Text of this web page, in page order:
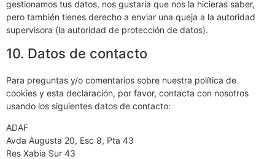
gestionamos tus datos, nos gustaría que nos la hicieras saber,
pero también tienes derecho a enviar una queja a la autoridad
supervisora (la autoridad de protección de datos).
10. Datos de contacto
Para preguntas y/o comentarios sobre nuestra política de
cookies y esta declaración, por favor, contacta con nosotros
usando los siguientes datos de contacto:
ADAF
Avda Augusta 20, Esc 8, Pta 43
Res Xabia Sur 43